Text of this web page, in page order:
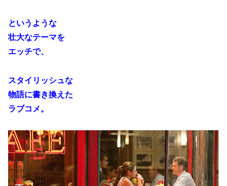
というような
壮大なテーマを
エッチで、
スタイリッシュな
物語に書き換えた
ラブコメ。